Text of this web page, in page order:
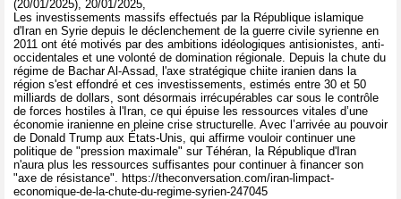
(20/01/2025), 20/01/2025,
Les investissements massifs effectués par la République islamique
d'Iran en Syrie depuis le déclenchement de la guerre civile syrienne en
2011 ont été motivés par des ambitions idéologiques antisionistes, anti-
occidentales et une volonté de domination régionale. Depuis la chute du
régime de Bachar Al-Assad, l'axe stratégique chiite iranien dans la
région s'est effondré et ces investissements, estimés entre 30 et 50
milliards de dollars, sont désormais irrécupérables car sous le contrôle
de forces hostiles à l'Iran, ce qui épuise les ressources vitales d’une
économie iranienne en pleine crise structurelle. Avec l’arrivée au pouvoir
de Donald Trump aux États-Unis, qui affirme vouloir continuer une
politique de "pression maximale" sur Téhéran, la République d'Iran
n'aura plus les ressources suffisantes pour continuer à financer son
"axe de résistance". https://theconversation.com/iran-limpact-
economique-de-la-chute-du-regime-syrien-247045